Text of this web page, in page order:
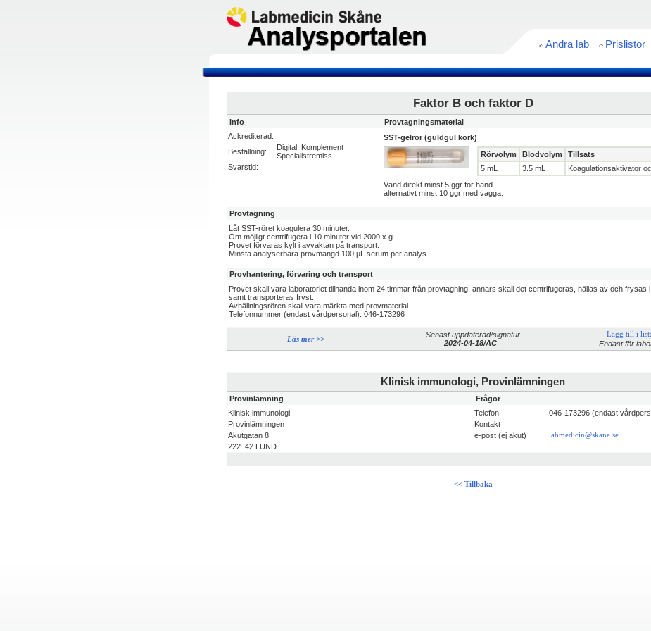
Andra lab Prislistor
Faktor B och faktor D
Info
Ackrediterad:
Beställning:
Digital, Komplement
Specialistremiss
Svarstid:
Provtagningsmaterial
SST-gelrör (guldgul kork)
Rörvolym
Blodvolym Tillsats
5 mL
3.5 mL Koagulationsaktivator
Vänd direkt minst 5 ggr för hand
alternativt minst 10 ggr med vagga.
Provtagning
Låt SST-röret koagulera 30 minuter.
Om möjligt centrifugera i 10 minuter vid 2000 x g.
Provet förvaras kylt i avvaktan på transport.
Minsta analyserbara provmängd 100 µL serum per analys.
Provhantering, förvaring och transport
Provet skall vara laboratoriet tillhanda inom 24 timmar från provtagning, annars skall det centrifugeras, hällas av och frysas i
samt transporteras fryst.
Avhällningsrören skall vara märkta med provmaterial.
Telefonnummer (endast vårdpersonal): 046-173296
Läs mer >>
Senast uppdaterad/signatur
2024-04-18/AC
Lägg till i
Endast för
Klinisk immunologi, Provinlämningen
Provinlämning
Klinisk immunologi,
Provinlämningen
Akutgatan 8
222 42 LUND
Frågor
Telefon
046-173296 (endast
Kontakt
e-post (ej akut)
labmedicin@skane.se
<< Tillbaka